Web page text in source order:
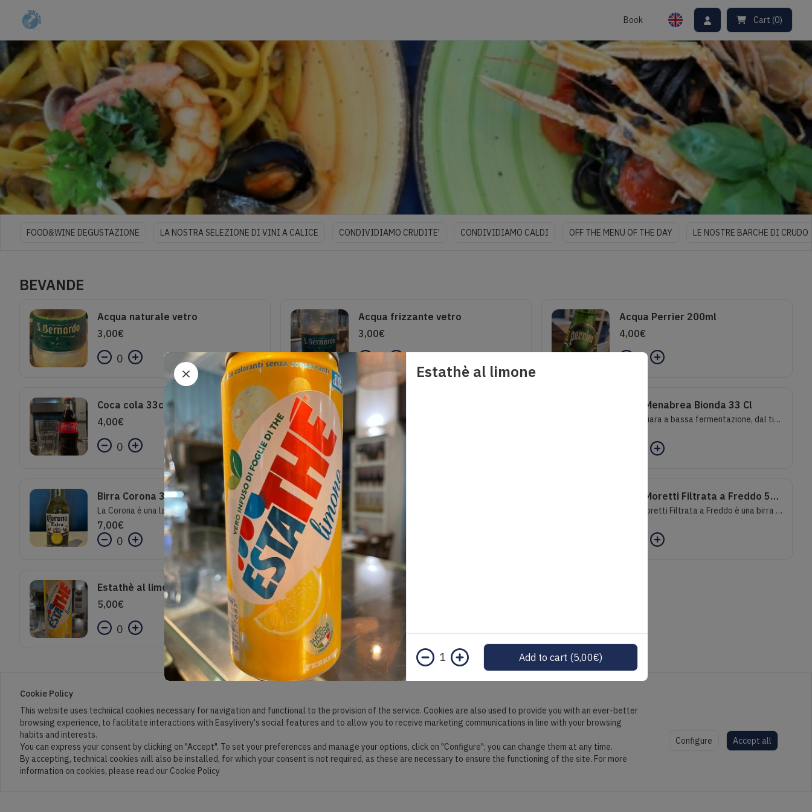
Book Cart (0)
FOOD&WINE DEGUSTAZIONE LA NOSTRA SELEZIONE DI VINI A CALICE CONDIVIDIAMO CRUDITE' CONDIVIDIAMO CALDI OFF THE MENU OF THE DAY LE NOSTRE BARCHE DI CRUDO
BEVANDE
Acqua naturale vetro
3,00€
0
Acqua frizzante vetro
3,00€
0
Acqua Perrier 200ml
4,00€
Coca cola 33cl
4,00€
0
Coca cola zero 33cl
4,00
€
0
Birra Menabrea Bionda 33 Cl
Birra chiara a bassa fermentazione, dal tipico colore biondo e dalla schiuma corposa e persistente, realizzata con le migliori materie prime: malto, mais, luppolo, acqua. Con i suoi 4,80% vol. è la birra perfetta per accompagnare non solo una deliziosa pizza, ma anche crostacei e verdure.Gradazione Aloclica: 4.5%
Birra Corona 33 Cl
La Corona è una lager di colore giallo paglierino brillante che genera una schiuma sottile ed evanescente. Mediamente alcolica e piuttosto effervescente, è una birra dal corpo leggero e dal gusto delicato: le note fruttate ed il luppolo sono appena accennati.Gradazione Alcolica: 4.8%
7,00€
0
Birra Ichnusa Non Filtrata 50 cl
7,00
0
Birra Moretti Filtrata a Freddo 55 cl
Birra Moretti Filtrata a Freddo è una birra a bassa fermentazione, limpida ed intensamente rinfrescante. Grazie al processo di filtrazione a freddo, la birra viene portata a -1° prima di passare al filtro in modo da esaltare al meglio la purezza, l’eleganza del gusto e l’aspetto cristallino.Gradazione Alcolica :4.3%
Estathè al limone
5,00€
0
Cookie Policy
This website uses technical cookies necessary for navigation and functional to the provision of the service. Cookies are also used to provide you with an ever-better
browsing experience, to facilitate interactions with Easylivery's social features and to allow you to receive marketing communications in line with your browsing
habits and interests.
You can express your consent by clicking on "Accept". To set your preferences and manage your options, click on "Configure"; you can change them at any time.
By accepting, technical cookies will also be installed, for which your consent is not required, as these are necessary to ensure the functioning of the site. For more
information on cookies, please read our Cookie Policy
Configure Accept all
Estathè al limone
1 Add to cart (5,00€)